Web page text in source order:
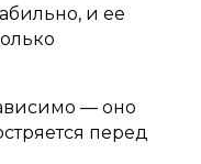
и ее
— оно
перед